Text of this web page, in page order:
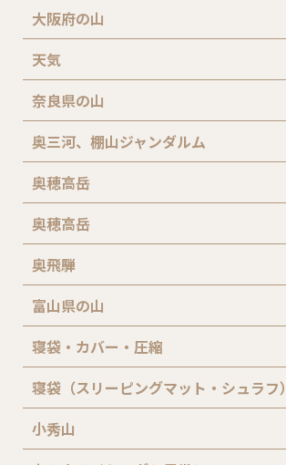
大阪府の山
天気
奈良県の山
奥三河、棚山ジャンダルム
奥穂高岳
奥穂高岳
奥飛騨
富山県の山
寝袋・カバー・圧縮
寝袋（スリーピングマット・シュラフ）
小秀山